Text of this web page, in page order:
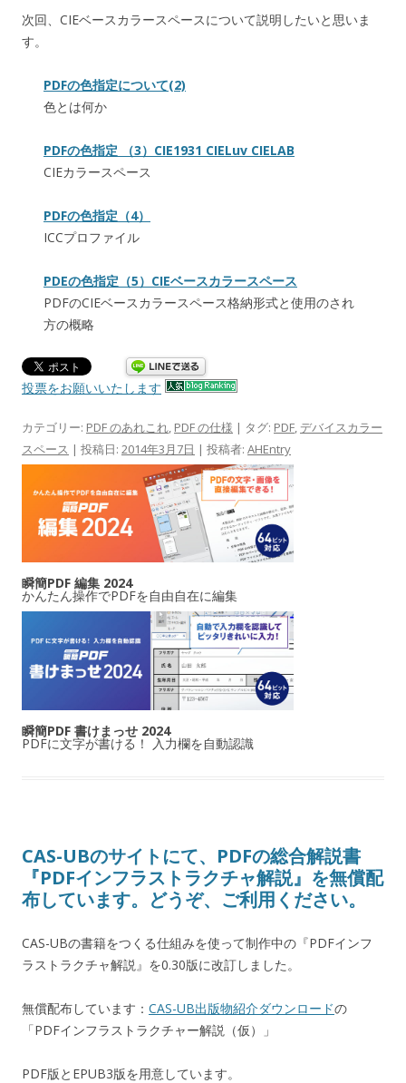
次回、CIEベースカラースペースについて説明したいと思いま
す。
PDFの色指定について(2)
色とは何か
PDFの色指定 （3）CIE1931 CIELuv CIELAB
CIEカラースペース
PDFの色指定（4）
ICCプロファイル
PDEの色指定（5）CIEベースカラースペース
PDFのCIEベースカラースペース格納形式と使用のされ
方の概略
投票をお願いいたします
カテゴリー: PDF のあれこれ, PDF の仕様 | タグ: PDF, デバイスカラー
スペース | 投稿日: 2014年3月7日 | 投稿者: AHEntry
瞬簡PDF 編集 2024
かんたん操作でPDFを自由自在に編集
瞬簡PDF 書けまっせ 2024
PDFに文字が書ける！ 入力欄を自動認識
CAS-UBのサイトにて、PDFの総合解説書
『PDFインフラストラクチャ解説』を無償配
布しています。どうぞ、ご利用ください。
CAS-UBの書籍をつくる仕組みを使って制作中の『PDFインフ
ラストラクチャ解説』を0.30版に改訂しました。
無償配布しています： CAS-UB出版物紹介ダウンロードの
「PDFインフラストラクチャー解説（仮）」
PDF版とEPUB3版を用意しています。